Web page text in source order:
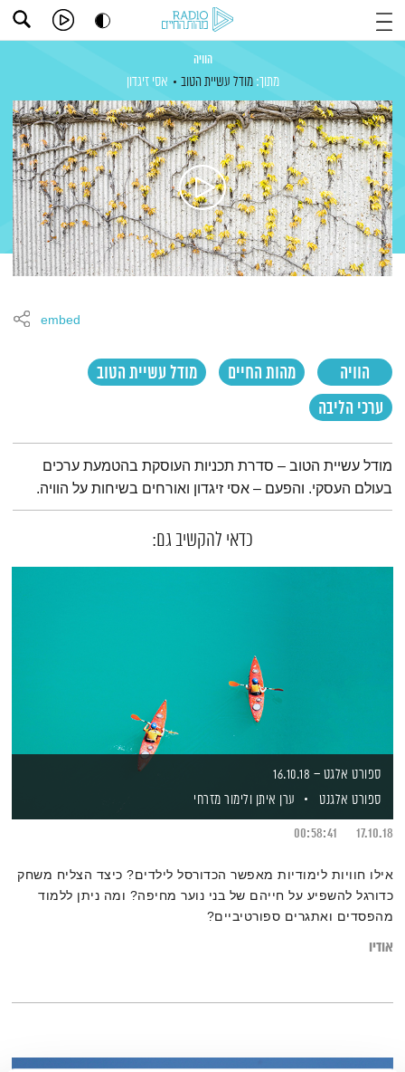
הוויה
מתוך: מודל עשיית הטוב אסי זיגדון
הוויה מהות החיים
מודל עשיית הטוב
ערכי הליבה
embed
תמצית הפודקאסט
מודל עשיית הטוב – סדרת תכניות העוסקת בהטמעת ערכים
בעולם העסקי. והפעם – אסי זיגדון ואורחים בשיחות על הוויה.
כדאי להקשיב גם:
ספורט אלגט – 16.10.18
ספורט אלגנט
ערן איתן ולימור מזרחי
17.10.18
00:58:41
אילו חוויות לימודיות מאפשר הכדורסל לילדים? כיצד הצליח משחק
כדורגל להשפיע על חייהם של בני נוער מחיפה? ומה ניתן ללמוד
מהפסדים ואתגרים ספורטיביים?
אודיו